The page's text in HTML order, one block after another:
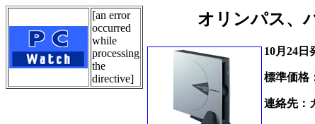
[an error
occurred
while
processing
the
directive]
オリンパス、
10月24日
標準価格
連絡先：